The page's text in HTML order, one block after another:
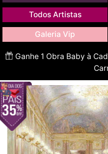
Todos Artistas
Galeria Vip
Ganhe 1 Obra Baby à